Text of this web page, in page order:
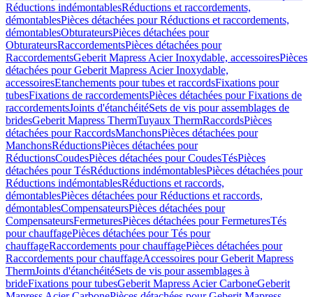
Réductions indémontablesRéductions et raccordements,
démontablesPièces détachées pour Réductions et raccordements,
démontablesObturateursPièces détachées pour
ObturateursRaccordementsPièces détachées pour
RaccordementsGeberit Mapress Acier Inoxydable, accessoiresPièces
détachées pour Geberit Mapress Acier Inoxydable,
accessoiresEtanchements pour tubes et raccordsFixations pour
tubesFixations de raccordementsPièces détachées pour Fixations de
raccordementsJoints d'étanchéitéSets de vis pour assemblages de
bridesGeberit Mapress ThermTuyaux ThermRaccordsPièces
détachées pour RaccordsManchonsPièces détachées pour
ManchonsRéductionsPièces détachées pour
RéductionsCoudesPièces détachées pour CoudesTésPièces
détachées pour TésRéductions indémontablesPièces détachées pour
Réductions indémontablesRéductions et raccords,
démontablesPièces détachées pour Réductions et raccords,
démontablesCompensateursPièces détachées pour
CompensateursFermeturesPièces détachées pour FermeturesTés
pour chauffagePièces détachées pour Tés pour
chauffageRaccordements pour chauffagePièces détachées pour
Raccordements pour chauffageAccessoires pour Geberit Mapress
ThermJoints d'étanchéitéSets de vis pour assemblages à
brideFixations pour tubesGeberit Mapress Acier CarboneGeberit